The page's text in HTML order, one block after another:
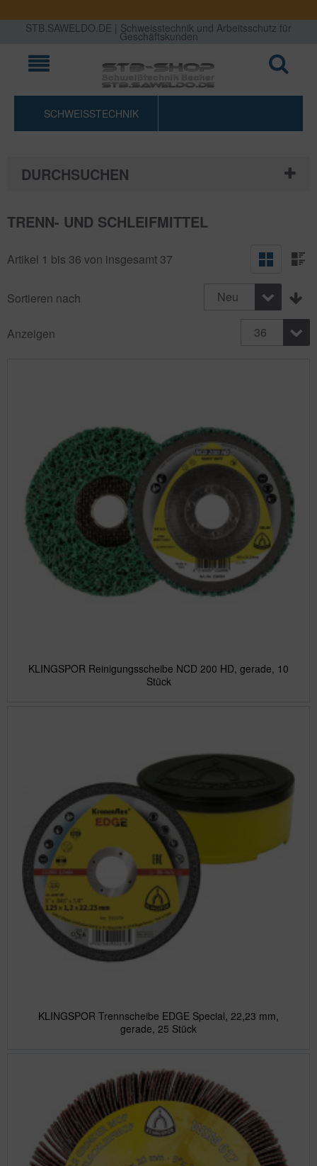
STB.SAWELDO.DE | Schweisstechnik und Arbeitsschutz für
Geschäftskunden
SCHWEISSTECHNIK
TRENN- UND SCHLEIFMITTEL
Artikel 1 bis 36 von insgesamt 37
Sortieren nach Neu
Anzeigen 36
KLINGSPOR Reinigungsscheibe NCD 200 HD, gerade, 10
Stück
KLINGSPOR Trennscheibe EDGE Special, 22,23 mm,
gerade, 25 Stück
DURCHSUCHEN